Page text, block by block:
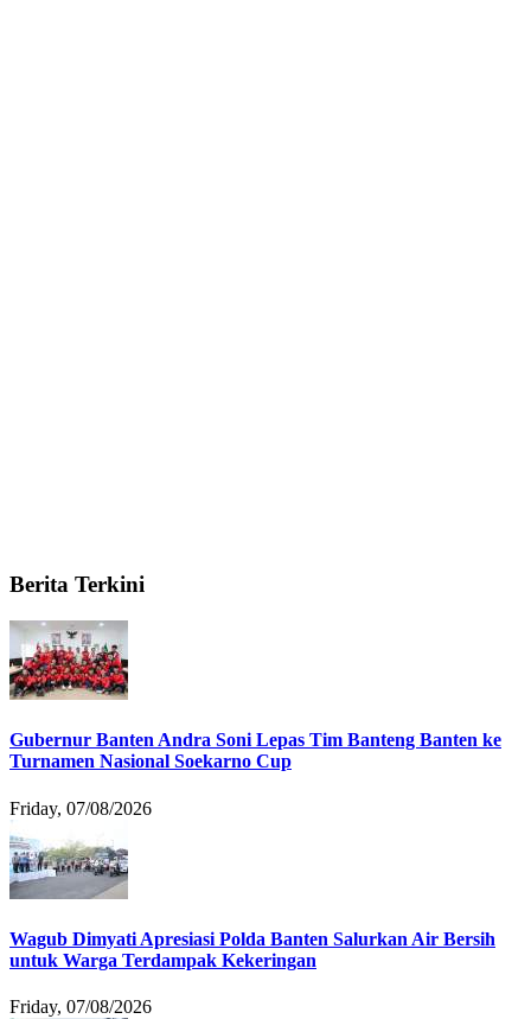
Berita Terkini
Gubernur Banten Andra Soni Lepas Tim Banteng Banten ke
Turnamen Nasional Soekarno Cup
Friday, 07/08/2026
Wagub Dimyati Apresiasi Polda Banten Salurkan Air Bersih
untuk Warga Terdampak Kekeringan
Friday, 07/08/2026